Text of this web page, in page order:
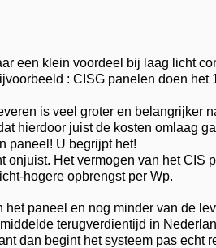
een klein voordeel bij laag licht
: CISG panelen doen het
is veel groter en belangrijker
hierdoor juist de kosten omlaag
paneel! U begrijpt het!
Het vermogen van het CIS
hogere opbrengst per Wp.
paneel en nog minder van de
terugverdientijd in
dan begint het systeem pas echt